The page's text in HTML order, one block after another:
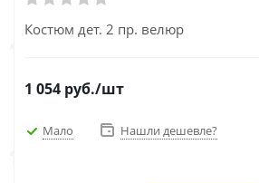
Костюм дет. 2 пр. велюр
1 054 руб./шт
Мало Нашли дешевле?